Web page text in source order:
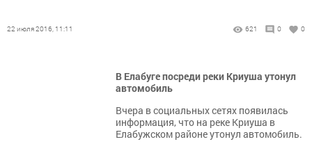
22 июля 2016, 11:11 621 0 0
В Елабуге посреди реки Криуша утонул
автомобиль
Вчера в социальных сетях появилась
информация, что на реке Криуша в
Елабужском районе утонул автомобиль.